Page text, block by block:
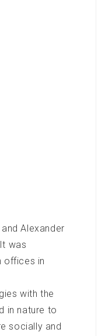
Alexander
was
offices in
with the
in nature to
socially and